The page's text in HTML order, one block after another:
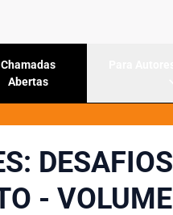
Chamadas
Abertas
DESAFIOS
- VOLUME